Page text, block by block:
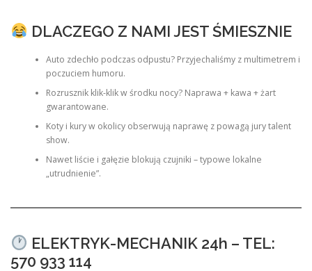
DLACZEGO Z NAMI JEST ŚMIESZNIE
Auto zdechło podczas odpustu? Przyjechaliśmy z multimetrem i
poczuciem humoru.
Rozrusznik klik-klik w środku nocy? Naprawa + kawa + żart
gwarantowane.
Koty i kury w okolicy obserwują naprawę z powagą jury talent
show.
Nawet liście i gałęzie blokują czujniki – typowe lokalne
„utrudnienie”.
ELEKTRYK-MECHANIK 24h – TEL:
570 933 114